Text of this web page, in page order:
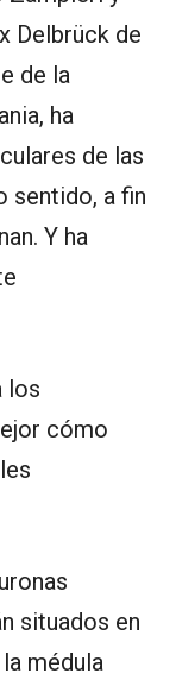
Delbrück de
de la
ha
de las
sentido, a fin
Y ha
los
cómo
situados en
médula